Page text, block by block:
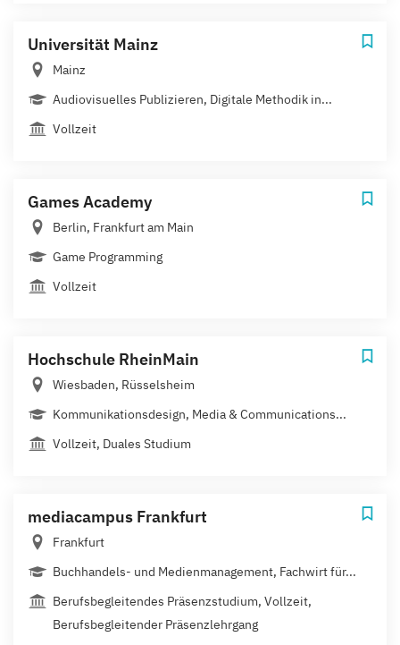
Universität Mainz
Mainz
Audiovisuelles Publizieren, Digitale Methodik in...
Vollzeit
Games Academy
Berlin, Frankfurt am Main
Game Programming
Vollzeit
Hochschule RheinMain
Wiesbaden, Rüsselsheim
Kommunikationsdesign, Media & Communications...
Vollzeit, Duales Studium
mediacampus Frankfurt
Frankfurt
Buchhandels- und Medienmanagement, Fachwirt für...
Berufsbegleitendes Präsenzstudium, Vollzeit,
Berufsbegleitender Präsenzlehrgang